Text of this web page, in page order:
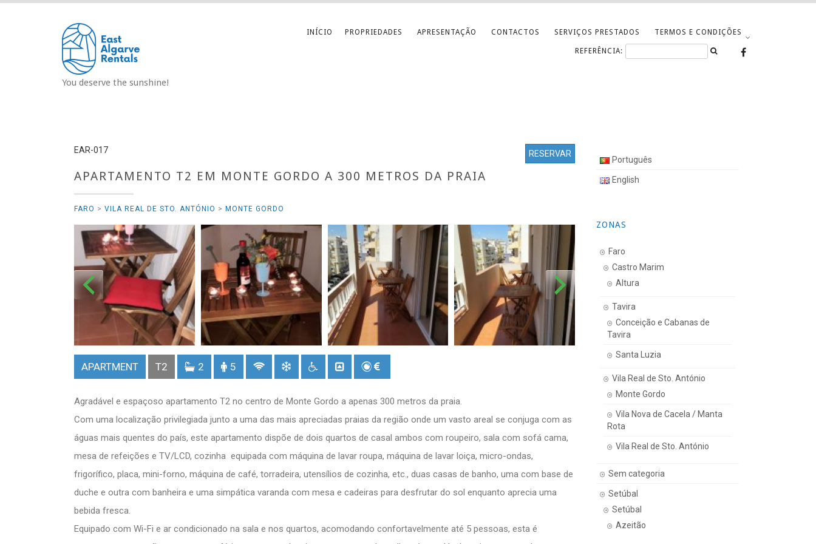
You deserve the sunshine!
INÍCIO PROPRIEDADES APRESENTAÇÃO CONTACTOS SERVIÇOS PRESTADOS TERMOS E CONDIÇÕES
REFERÊNCIA:
EAR-017 RESERVAR
APARTAMENTO T2 EM MONTE GORDO A 300 METROS DA PRAIA
FARO > VILA REAL DE STO. ANTÓNIO > MONTE GORDO
APARTMENT T2 2 5
Agradável e espaçoso apartamento T2 no centro de Monte Gordo a apenas 300 metros da praia.
Com uma localização privilegiada junto a uma das mais apreciadas praias da região onde um vasto areal se conjuga com as
águas mais quentes do país, este apartamento dispõe de dois quartos de casal ambos com roupeiro, sala com sofá cama,
mesa de refeições e TV/LCD, cozinha equipada com máquina de lavar roupa, máquina de lavar loiça, micro-ondas,
frigorífico, placa, mini-forno, máquina de café, torradeira, utensílios de cozinha, etc., duas casas de banho, uma com base de
duche e outra com banheira e uma simpática varanda com mesa e cadeiras para desfrutar do sol enquanto aprecia uma
bebida fresca.
Equipado com Wi-Fi e ar condicionado na sala e nos quartos, acomodando confortavelmente até 5 pessoas, esta é
Português
English
ZONAS
Faro
Castro Marim
Altura
Tavira
Conceição e Cabanas de
Tavira
Santa Luzia
Vila Real de Sto. António
Monte Gordo
Vila Nova de Cacela / Manta
Rota
Vila Real de Sto. António
Sem categoria
Setúbal
Setúbal
Azeitão